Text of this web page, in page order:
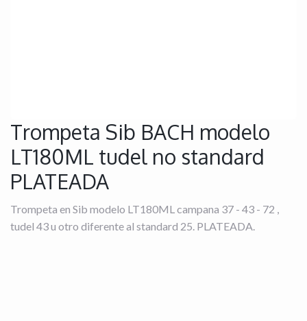
Trompeta Sib BACH modelo
LT180ML tudel no standard
PLATEADA
Trompeta en Sib modelo LT180ML campana 37 - 43 - 72 ,
tudel 43 u otro diferente al standard 25. PLATEADA.